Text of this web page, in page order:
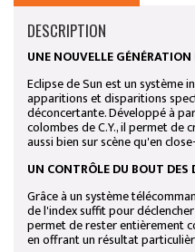
DESCRIPTION
UNE NOUVELLE
Eclipse de Sun est un système
apparitions et disparitions
déconcertante. Développé à
colombes de C.Y., il permet de
aussi bien sur scène qu'en
UN CONTRÔLE DU BOUT DES
Grâce à un système
de l'index suffit pour
permet de rester entièrement
en offrant un résultat